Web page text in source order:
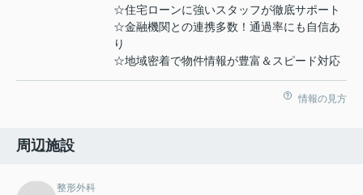
☆住宅ローンに強いスタッフが徹底サポート
☆金融機関との連携多数！通過率にも自信あ
り
☆地域密着で物件情報が豊富＆スピード対応
情報の見方
周辺施設
整形外科